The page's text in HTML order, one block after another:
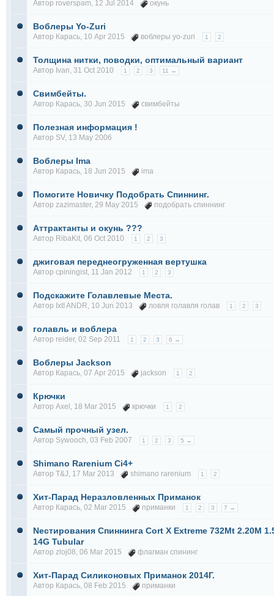
Автор roverspam, 12 Jul 2014 окунь
Воблеры Yo-Zuri
Автор Карась, 10 Apr 2015 воблеры yo-zuri 1 2
Толщина нитки, поводки, оптимальный вариант
Автор Ivan, 31 Oct 2010 1 2 3 11 →
Свимбейты.
Автор Карась, 30 Jun 2015 свимбейты
Полезная информация !
Автор SV, 13 May 2006
Воблеры Ima
Автор Карась, 18 Jun 2015 ima
Помогите Новичку Подобрать Спиннинг.
Автор zazimaster, 29 May 2015 подобрать спиннинг
Аттрактанты и окунь ???
Автор RibaKit, 06 Oct 2010 1 2 3
джиговая переднеогруженная вертушка
Автор cpiningist, 11 Jan 2012 1 2 3
Подскажите Голавлевые Места.
Автор IxtI ANDR, 10 Jun 2013 ловля голавля голав 1 2 3
голавль и воблера
Автор reider, 02 Sep 2011 1 2 3 6 →
Воблеры Jackson
Автор Карась, 07 Apr 2015 jackson 1 2
Крючки
Автор Axel , 18 Mar 2015 крючки 1 2
Самый прочный узел.
Автор Sywooch, 03 Feb 2007 1 2 3 5 →
Shimano Rarenium Ci4+
Автор T&J, 17 Mar 2013 shimano rarenium 1 2
Хит-Парад Неразловленных Приманок
Автор Карась, 02 Mar 2015 приманки 1 2 3 7 →
Nестирования Спиннинга Cort X Extreme 732Mt 2.20M
14G Tubular
Автор zloj08, 06 Mar 2015 флагман спининг
Хит-Парад Силиконовых Приманок 2014Г.
Автор Карась, 08 Feb 2015 приманки